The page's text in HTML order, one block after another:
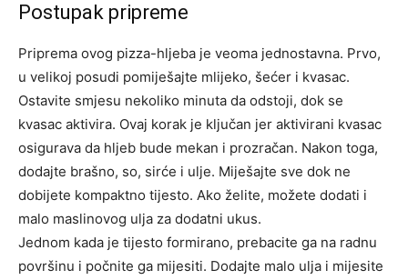
Postupak pripreme
Priprema ovog pizza-hljeba je veoma jednostavna. Prvo,
u velikoj posudi pomiješajte mlijeko, šećer i kvasac.
Ostavite smjesu nekoliko minuta da odstoji, dok se
kvasac aktivira. Ovaj korak je ključan jer aktivirani kvasac
osigurava da hljeb bude mekan i prozračan. Nakon toga,
dodajte brašno, so, sirće i ulje. Miješajte sve dok ne
dobijete kompaktno tijesto. Ako želite, možete dodati i
malo maslinovog ulja za dodatni ukus.
Jednom kada je tijesto formirano, prebacite ga na radnu
površinu i počnite ga mijesiti. Dodajte malo ulja i mijesite